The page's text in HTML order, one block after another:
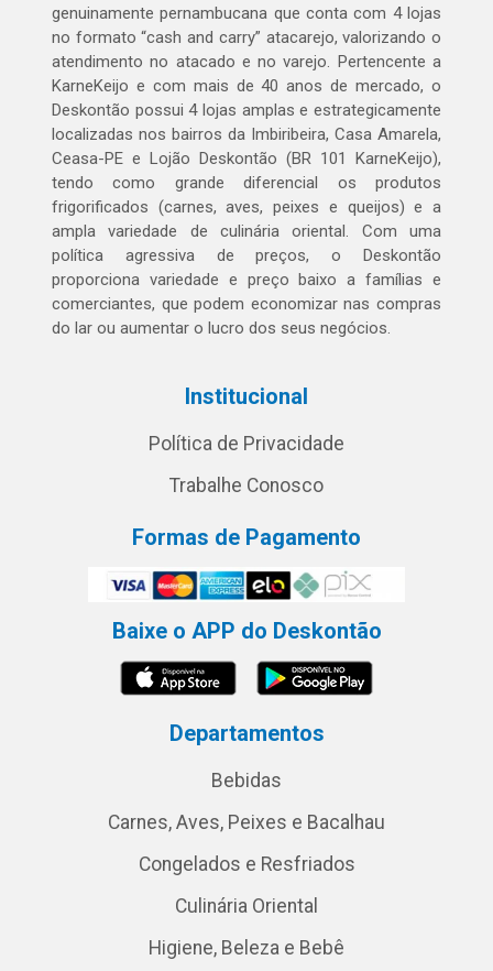
genuinamente pernambucana que conta com 4 lojas
no formato “cash and carry” atacarejo, valorizando o
atendimento no atacado e no varejo. Pertencente a
KarneKeijo e com mais de 40 anos de mercado, o
Deskontão possui 4 lojas amplas e estrategicamente
localizadas nos bairros da Imbiribeira, Casa Amarela,
Ceasa-PE e Lojão Deskontão (BR 101 KarneKeijo),
tendo como grande diferencial os produtos
frigorificados (carnes, aves, peixes e queijos) e a
ampla variedade de culinária oriental. Com uma
política agressiva de preços, o Deskontão
proporciona variedade e preço baixo a famílias e
comerciantes, que podem economizar nas compras
do lar ou aumentar o lucro dos seus negócios.
Institucional
Política de Privacidade
Trabalhe Conosco
Formas de Pagamento
Baixe o APP do Deskontão
Departamentos
Bebidas
Carnes, Aves, Peixes e Bacalhau
Congelados e Resfriados
Culinária Oriental
Higiene, Beleza e Bebê